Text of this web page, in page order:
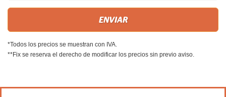
*Todos los precios se muestran con IVA.
**Fix se reserva el derecho de modificar los precios sin previo aviso.